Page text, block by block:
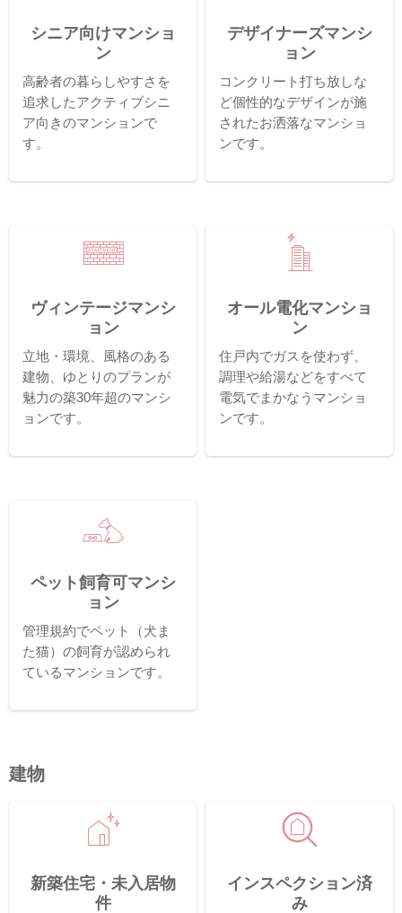
シニア向けマンショ
ン
高齢者の暮らしやすさを
追求したアクティブシニ
ア向きのマンションで
す。
デザイナーズマンシ
ョン
コンクリート打ち放しな
ど個性的なデザインが施
されたお洒落なマンショ
ンです。
ヴィンテージマンシ
ョン
立地・環境、風格のある
建物、ゆとりのプランが
魅力の築30年超のマンシ
ョンです。
オール電化マンショ
ン
住戸内でガスを使わず、
調理や給湯などをすべて
電気でまかなうマンショ
ンです。
ペット飼育可マンシ
ョン
管理規約でペット（犬ま
た猫）の飼育が認められ
ているマンションです。
建物
新築住宅・未入居物
件
インスペクション済
み